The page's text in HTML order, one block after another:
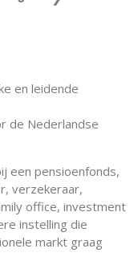
en leidende
de Nederlandse
een pensioenfonds,
verzekeraar,
office, investment
instelling die
markt graag